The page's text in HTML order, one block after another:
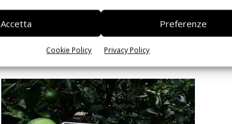
Accetta Preferenze
Cookie Policy Privacy Policy
L’uva da tavola italiana cresce
grazie all’export
Manuela Soressi 30 Luglio 2024